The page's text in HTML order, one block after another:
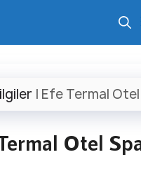
| Efe Termal
Otel